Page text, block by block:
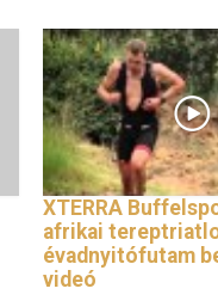
XTERRA
afrikai
évadnyitófutam
videó